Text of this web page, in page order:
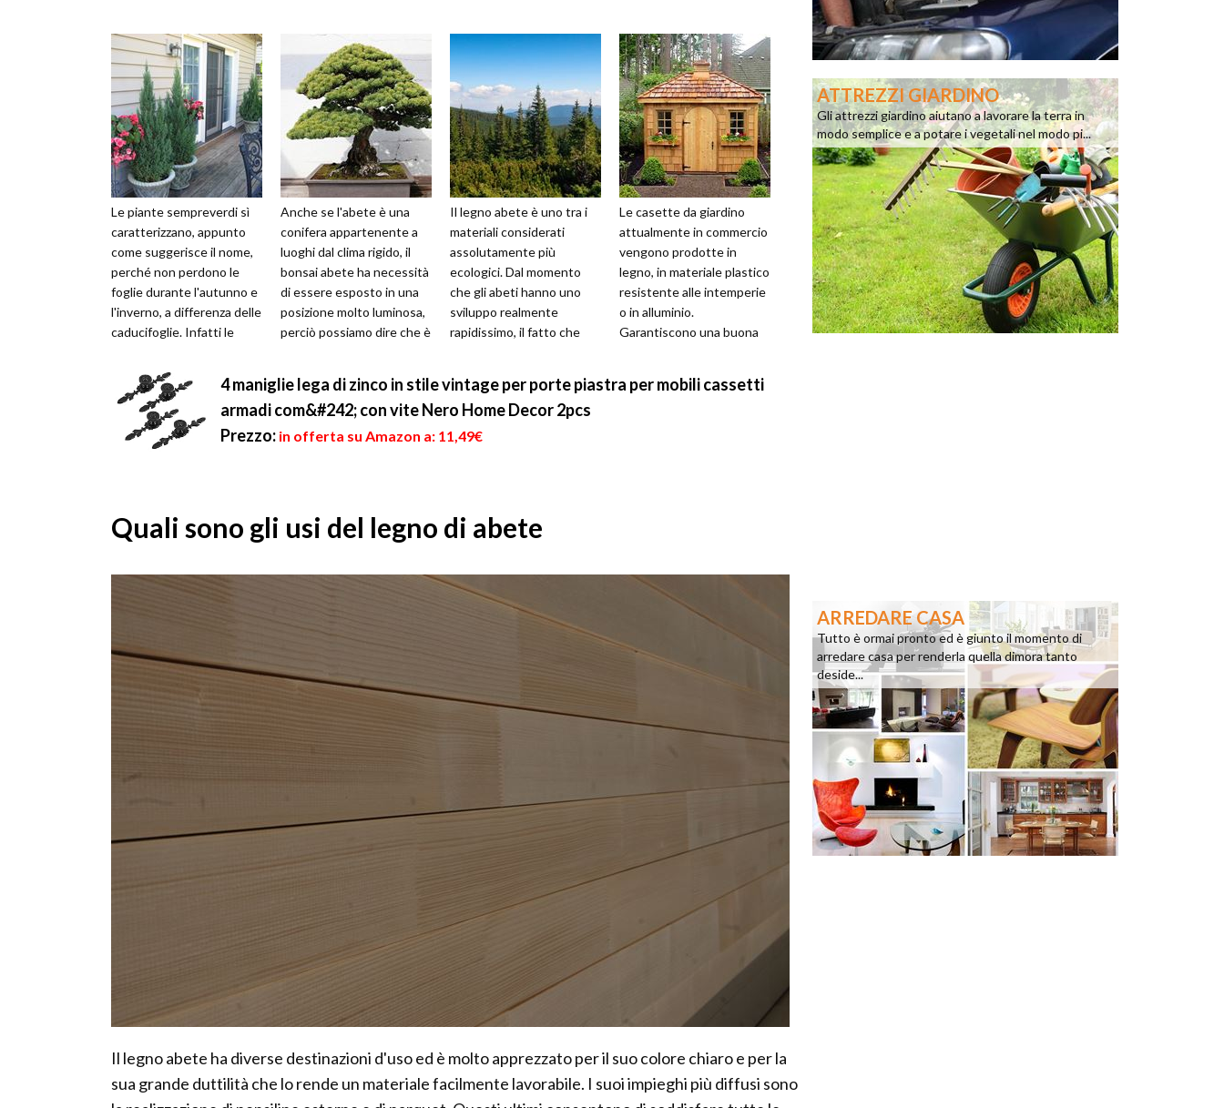
Le piante sempreverdi sì
caratterizzano, appunto
come suggerisce il nome,
perché non perdono le
foglie durante l'autunno e
l'inverno, a differenza delle
caducifoglie. Infatti le
Anche se l'abete è una
conifera appartenente a
luoghi dal clima rigido, il
bonsai abete ha necessità
di essere esposto in una
posizione molto luminosa,
perciò possiamo dire che è
Il legno abete è uno tra i
materiali considerati
assolutamente più
ecologici. Dal momento
che gli abeti hanno uno
sviluppo realmente
rapidissimo, il fatto che
Le casette da giardino
attualmente in commercio
vengono prodotte in
legno, in materiale plastico
resistente alle intemperie
o in alluminio.
Garantiscono una buona
4 maniglie lega di zinco in stile vintage per porte piastra per mobili cassetti
armadi com&#242; con vite Nero Home Decor 2pcs
Prezzo: in offerta su Amazon a: 11,49€
Quali sono gli usi del legno di abete
Il legno abete ha diverse destinazioni d'uso ed è molto apprezzato per il suo colore chiaro e per la
sua grande duttilità che lo rende un materiale facilmente lavorabile. I suoi impieghi più diffusi sono
ATTREZZI GIARDINO
Gli attrezzi giardino aiutano a lavorare la terra in
modo semplice e a potare i vegetali nel modo pi...
ARREDARE CASA
Tutto è ormai pronto ed è giunto il momento di
arredare casa per renderla quella dimora tanto
deside...